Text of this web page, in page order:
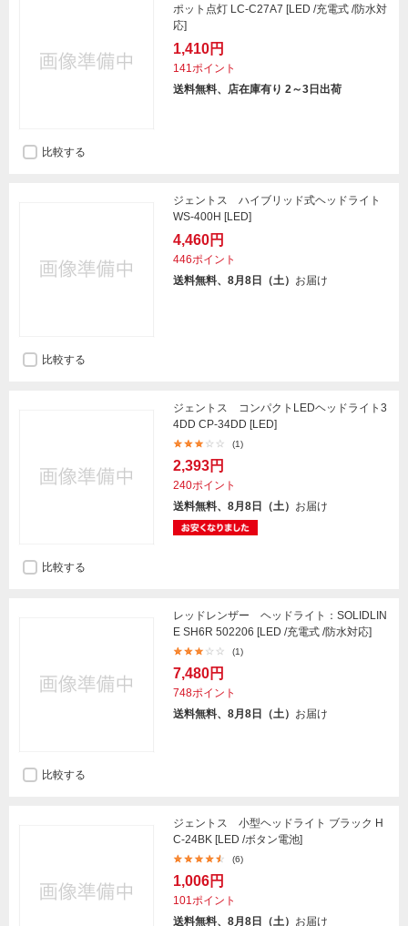
ポット点灯 LC-C27A7 [LED /充電式 /防水対
応]
1,410円
141ポイント
送料無料、店在庫有り 2～3日出荷
比較する
ジェントス ハイブリッド式ヘッドライト
WS-400H [LED]
4,460円
446ポイント
送料無料、8月8日（土） お届け
比較する
ジェントス コンパクトLEDヘッドライト3
4DD CP-34DD [LED]
(1)
2,393円
240ポイント
送料無料、8月8日（土） お届け
比較する
レッドレンザー ヘッドライト：SOLIDLIN
E SH6R 502206 [LED /充電式 /防水対応]
(1)
7,480円
748ポイント
送料無料、8月8日（土） お届け
比較する
ジェントス 小型ヘッドライト ブラック H
C-24BK [LED /ボタン電池]
(6)
1,006円
101ポイント
送料無料、8月8日（土） お届け